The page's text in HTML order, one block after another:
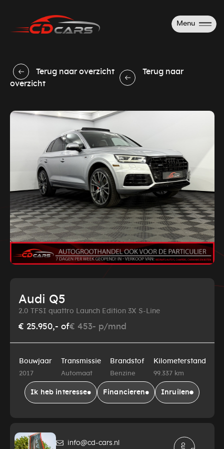
Menu
Terug naar overzicht
Terug naar
overzicht
Audi Q5
2.0 TFSI quattro Launch Edition 3X S-Line
€ 25.950,- of€ 453- p/mnd
Bouwjaar
2017
Transmissie
Automaat
Brandstof
Benzine
Kilometerstand
99.337 km
Ik heb interesse Financieren Inruilen
info@cd-cars.nl